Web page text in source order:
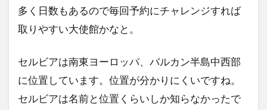
多く日数もあるので毎回予約にチャレンジすれば
取りやすい大使館かなと。
セルビアは南東ヨーロッパ、バルカン半島中西部
に位置しています。位置が分かりにくいですね。
セルビアは名前と位置くらいしか知らなかったで